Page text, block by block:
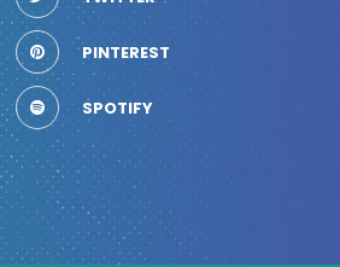
PINTEREST
SPOTIFY